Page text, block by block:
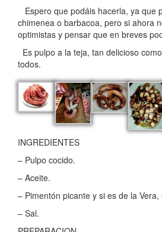
Espero que podáis hacerla, ya que
chimenea o barbacoa, pero si ahora
optimistas y pensar que en breves
Es pulpo a la teja, tan delicioso
todos.
INGREDIENTES
– Pulpo cocido.
– Aceite.
– Pimentón picante y si es de la Vera,
– Sal.